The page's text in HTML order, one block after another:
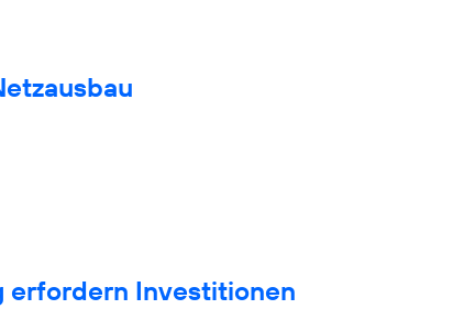
erfordern Investitionen